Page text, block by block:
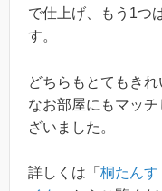
で仕上げ、もう1つ
す。
どちらもとてもき
なお部屋にもマッ
ざいました。
詳しくは「 桐たんす